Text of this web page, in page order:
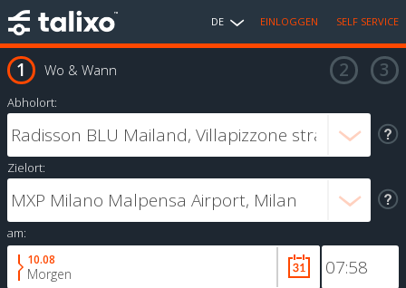
DE EINLOGGEN SELF SERVICE
Wo & Wann
Abholort:
Zielort:
am:
10.08
Morgen